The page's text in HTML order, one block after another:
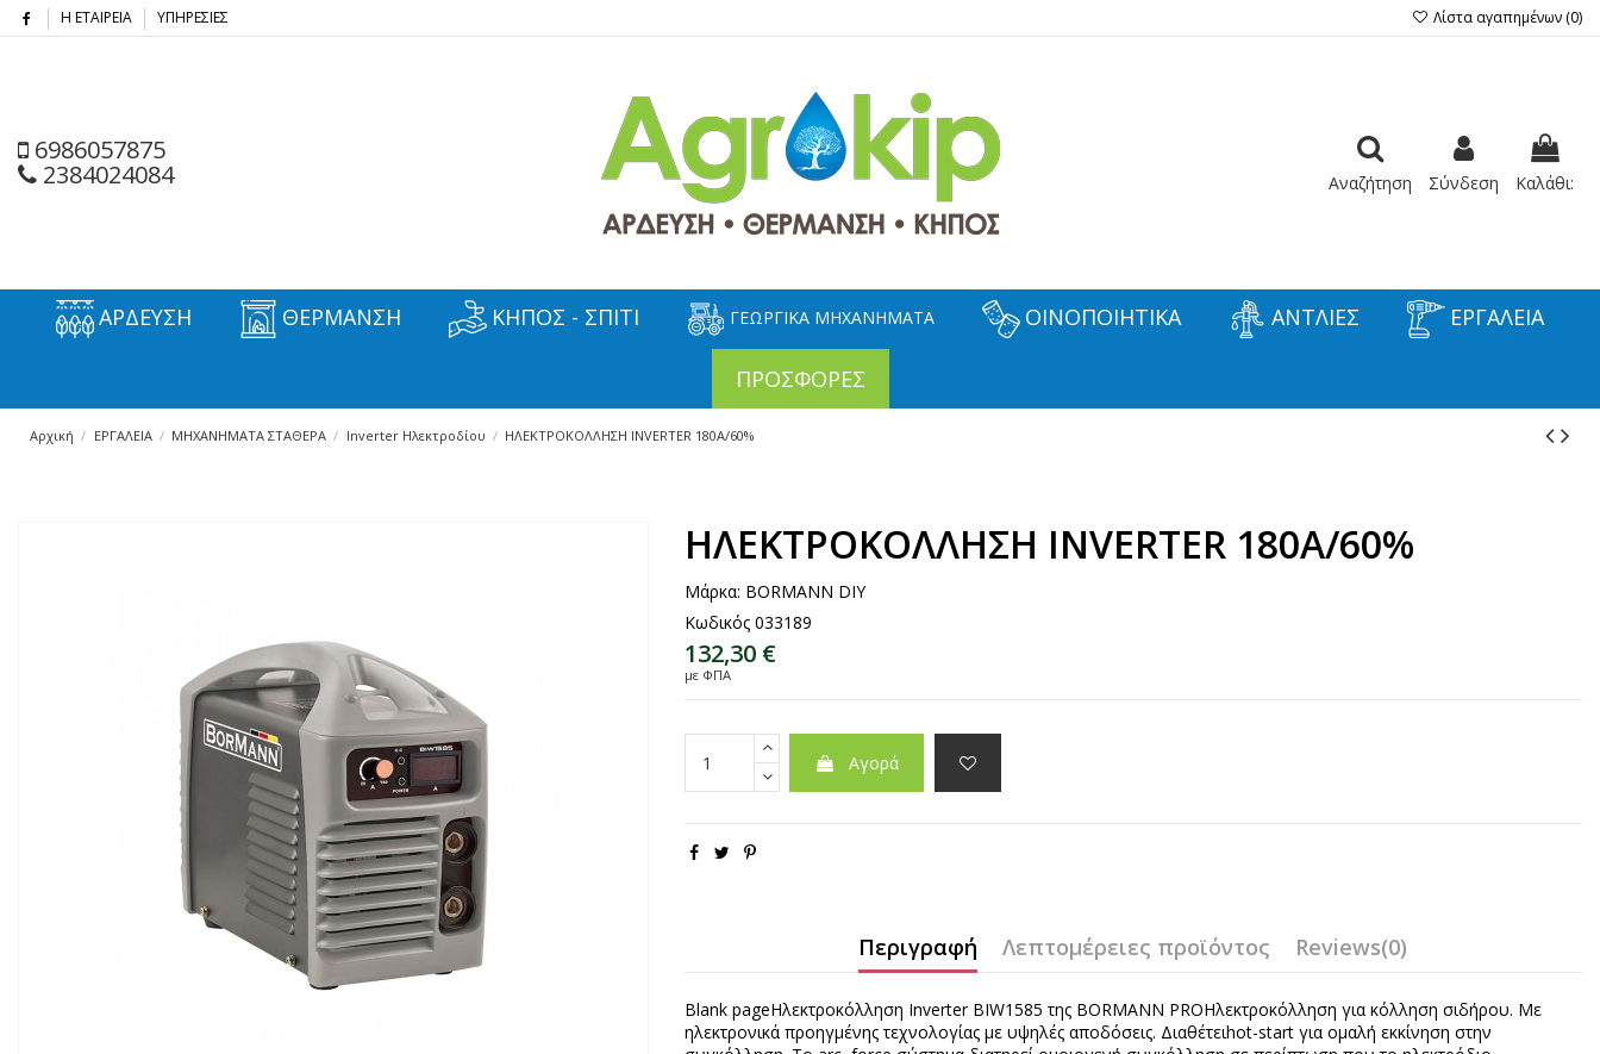
Η ΕΤΑΙΡΕΙΑ ΥΠΗΡΕΣΙΕΣ Λίστα αγαπημένων (0)
6986057875
2384024084 Αναζήτηση Σύνδεση Καλάθι:
ΑΡΔΕΥΣΗ ΘΕΡΜΑΝΣΗ ΚΗΠΟΣ - ΣΠΙΤΙ ΓΕΩΡΓΙΚΑ ΜΗΧΑΝΗΜΑΤΑ ΟΙΝΟΠΟΙΗΤΙΚΑ ΑΝΤΛΙΕΣ ΕΡΓΑΛΕΙΑ
ΠΡΟΣΦΟΡΕΣ
Αρχική ΕΡΓΑΛΕΙΑ ΜΗΧΑΝΗΜΑΤΑ ΣΤΑΘΕΡΑ Inverter Ηλεκτροδίου ΗΛΕΚΤΡΟΚΟΛΛΗΣΗ INVERTER 180A/60%
ΗΛΕΚΤΡΟΚΟΛΛΗΣΗ INVERTER 180A/60%
Μάρκα: BORMANN DIY
Κωδικός 033189
132,30 €
με ΦΠΑ
Αγορά
Περιγραφή Λεπτομέρειες προϊόντος Reviews(0)
Blank pageΗλεκτροκόλληση Inverter BIW1585 της BORMANN PROΗλεκτροκόλληση για κόλληση σιδήρου. Με
ηλεκτρονικά προηγμένης τεχνολογίας με υψηλές αποδόσεις. Διαθέτειhot-start για ομαλή εκκίνηση στην